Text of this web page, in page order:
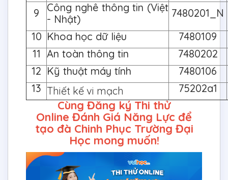
9
Công nghê thông tin (Việt
- Nhật)
7480201_N
10 Khoa học dữ liệu
7480109
11 An toàn thông tin
7480202
12 Kỹ thuật máy tính
7480106
13 Thiết kế vi mạch 75202a1
Cùng Đăng ký Thi thử
Online Đánh Giá Năng Lực để
tạo đà Chinh Phục Trường Đại
Học mong muốn!